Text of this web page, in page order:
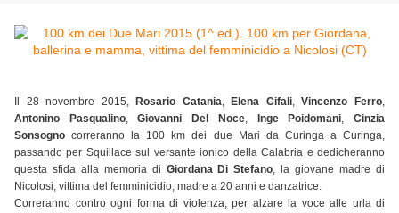
Il 28 novembre 2015, Rosario Catania,Elena Cifali,Vincenzo Ferro,
Antonino Pasqualino,Giovanni Del Noce, Inge Poidomani,Cinzia
Sonsogno correranno la 100 km dei due Mari da Curinga a Curinga,
passando per Squillace sul versante ionico della Calabria e dedicheranno
questa sfida alla memoria di Giordana Di Stefano, la giovane madre di
Nicolosi, vittima del femminicidio, madre a 20 anni e danzatrice.
Correranno contro ogni forma di violenza, per alzare la voce alle urla di